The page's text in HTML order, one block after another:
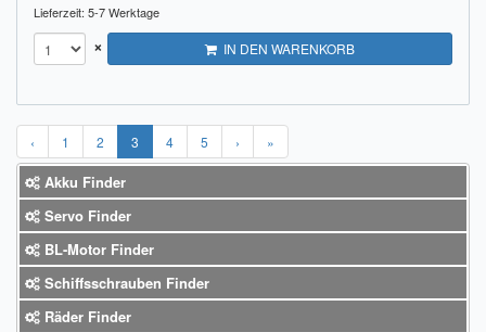
Lieferzeit: 5-7 Werktage
× IN DEN WARENKORB
‹ 1 2 3 4 5 › »
Akku Finder
Servo Finder
BL-Motor Finder
Schiffsschrauben Finder
Räder Finder